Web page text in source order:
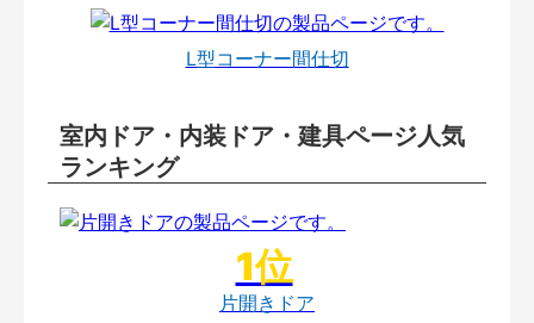
L型コーナー間仕切
室内ドア・内装ドア・建具ページ人気
ランキング
片開きドア